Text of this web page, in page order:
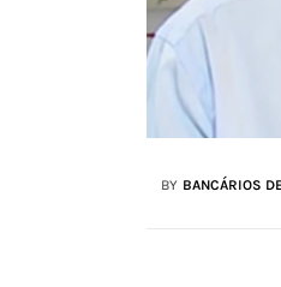
BY BANCÁRIOS